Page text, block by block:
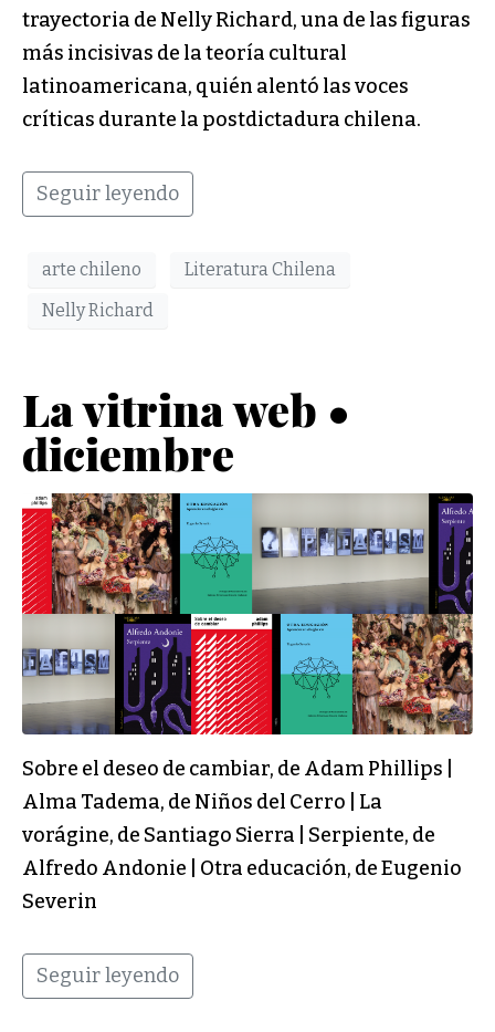
trayectoria de Nelly Richard, una de las figuras
más incisivas de la teoría cultural
latinoamericana, quién alentó las voces
críticas durante la postdictadura chilena.
Seguir leyendo
arte chileno
Literatura Chilena
Nelly Richard
La vitrina web •
diciembre
Sobre el deseo de cambiar, de Adam Phillips |
Alma Tadema, de Niños del Cerro | La
vorágine, de Santiago Sierra | Serpiente, de
Alfredo Andonie | Otra educación, de Eugenio
Severin
Seguir leyendo